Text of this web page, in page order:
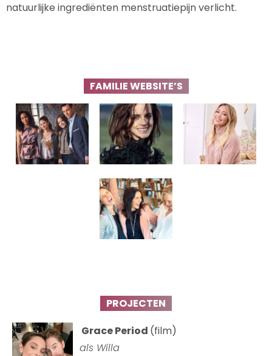
natuurlijke ingrediënten menstruatiepijn verlicht.
FAMILIE WEBSITE’S
PROJECTEN
Grace Period (film)
als Willa